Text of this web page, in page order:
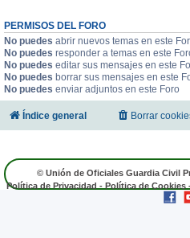
PERMISOS DEL FORO
No puedes abrir nuevos temas en este
No puedes responder a temas en este
No puedes editar sus mensajes en este
No puedes borrar sus mensajes en este
No puedes enviar adjuntos en este Foro
Índice general Borrar
© Unión de Oficiales Guardia Civil
Política de Privacidad-Política de Cookies